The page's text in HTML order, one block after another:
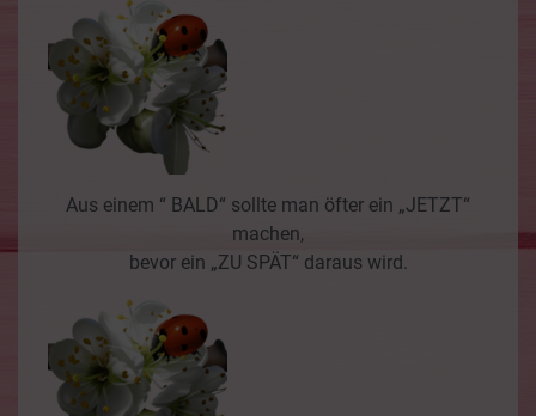
Aus einem “ BALD“ sollte man öfter ein „JETZT“
machen,
bevor ein „ZU SPÄT“ daraus wird.